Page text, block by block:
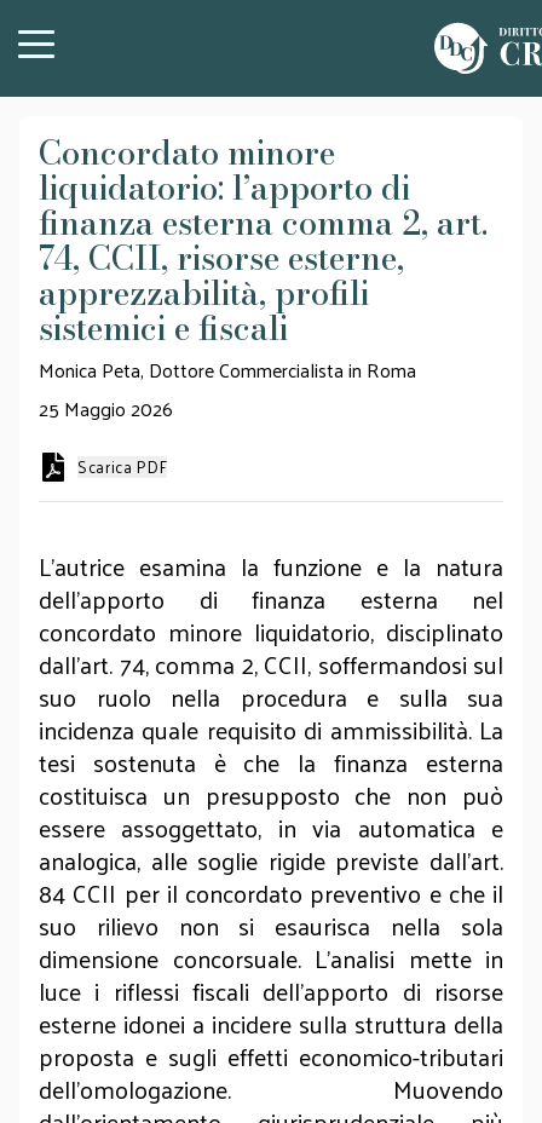
Concordato minore
liquidatorio: l’apporto di
finanza esterna comma 2, art.
74, CCII, risorse esterne,
apprezzabilità, profili
sistemici e fiscali
Monica Peta, Dottore Commercialista in Roma
25 Maggio 2026
Scarica PDF
L’autrice esamina la funzione e la natura
dell’apporto di finanza esterna nel
concordato minore liquidatorio, disciplinato
dall’art. 74, comma 2, CCII, soffermandosi sul
suo ruolo nella procedura e sulla sua
incidenza quale requisito di ammissibilità. La
tesi sostenuta è che la finanza esterna
costituisca un presupposto che non può
essere assoggettato, in via automatica e
analogica, alle soglie rigide previste dall’art.
84 CCII per il concordato preventivo e che il
suo rilievo non si esaurisca nella sola
dimensione concorsuale. L’analisi mette in
luce i riflessi fiscali dell’apporto di risorse
esterne idonei a incidere sulla struttura della
proposta e sugli effetti economico-tributari
dell’omologazione. Muovendo